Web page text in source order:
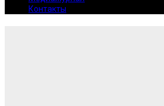
Контакты